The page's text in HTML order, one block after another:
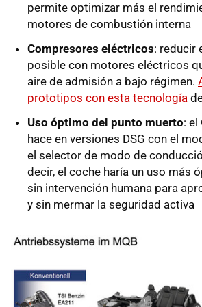
permite optimizar más el
motores de combustión interna
Compresores eléctricos: reducir
posible con motores eléctricos
aire de admisión a bajo régimen.
prototipos con esta tecnología
Uso óptimo del punto muerto: el
hace en versiones DSG con el
el selector de modo de
decir, el coche haría un uso más
sin intervención humana para
y sin mermar la seguridad activa